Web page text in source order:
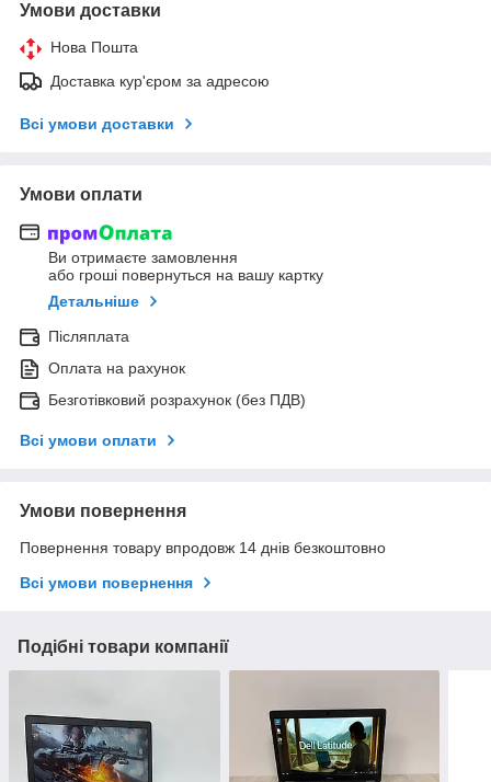
Умови доставки
Нова Пошта
Доставка кур'єром за адресою
Всі умови доставки
Умови оплати
Ви отримаєте замовлення
або гроші повернуться на вашу картку
Детальніше
Післяплата
Оплата на рахунок
Безготівковий розрахунок (без ПДВ)
Всі умови оплати
Умови повернення
Повернення товару впродовж 14 днів безкоштовно
Всі умови повернення
Подібні товари компанії